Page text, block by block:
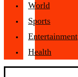
World
Sports
Entertainment
Health